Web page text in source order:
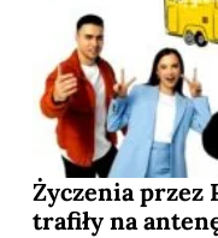
Życzenia przez
trafiły na